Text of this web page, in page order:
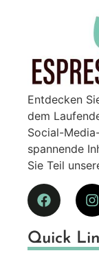
Entdecken
dem
Social-
spannende
Sie Teil
Quick